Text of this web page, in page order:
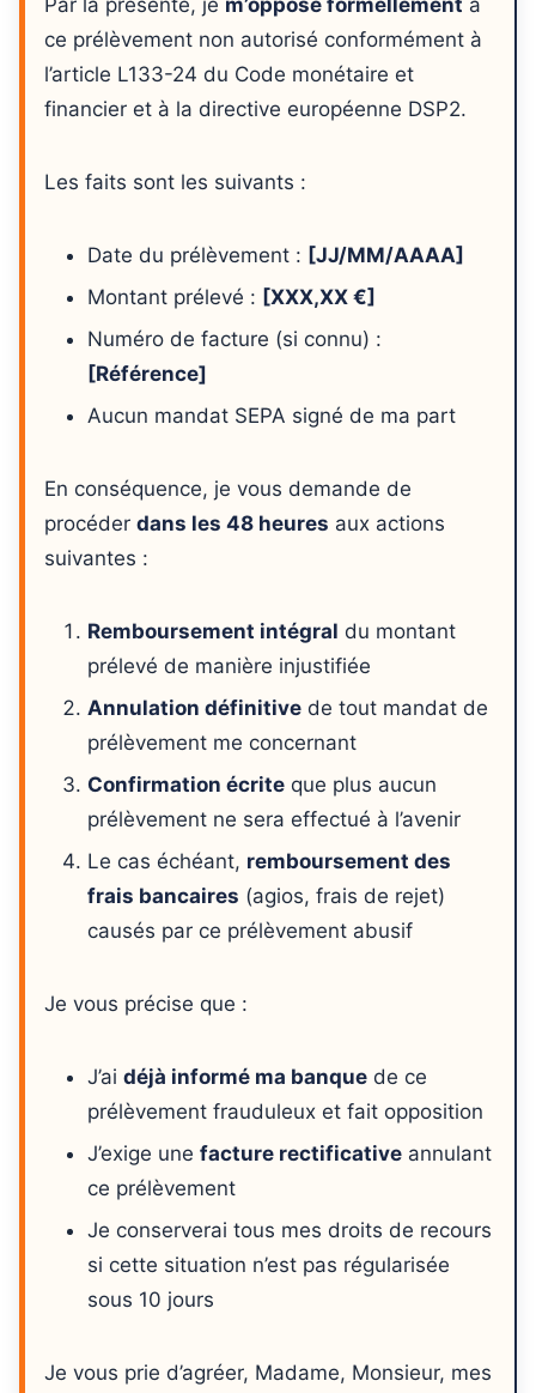
ce prélèvement non autorisé conformément à
l’article L133-24 du Code monétaire et
financier et à la directive européenne DSP2.
Les faits sont les suivants :
Date du prélèvement : [JJ/MM/AAAA]
Montant prélevé : [XXX,XX €]
Numéro de facture (si connu) :
[Référence]
Aucun mandat SEPA signé de ma part
En conséquence, je vous demande de
procéder dans les 48 heures aux actions
suivantes :
Remboursement intégral du montant
prélevé de manière injustifiée
Annulation définitive de tout mandat de
prélèvement me concernant
Confirmation écrite que plus aucun
prélèvement ne sera effectué à l’avenir
Le cas échéant, remboursement des
frais bancaires (agios, frais de rejet)
causés par ce prélèvement abusif
Je vous précise que :
J’ai déjà informé ma banque de ce
prélèvement frauduleux et fait opposition
J’exige une facture rectificative annulant
ce prélèvement
Je conserverai tous mes droits de recours
si cette situation n’est pas régularisée
sous 10 jours
Je vous prie d’agréer, Madame, Monsieur, mes